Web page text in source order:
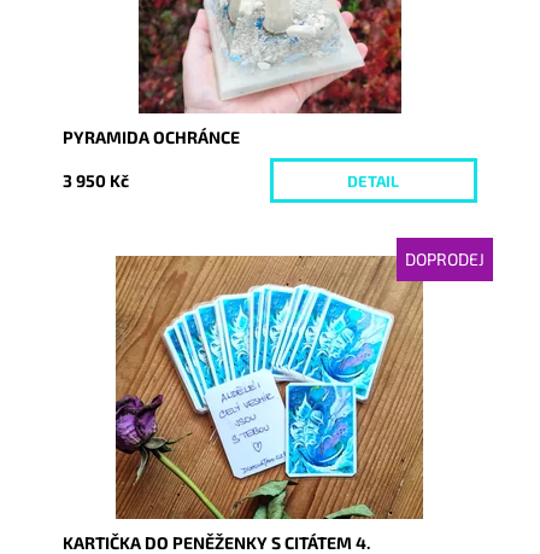
PYRAMIDA OCHRÁNCE
3 950 Kč DETAIL
DOPRODEJ
Dostupnost:
Momentálně nedostupné
5188
KARTIČKA DO PENĚŽENKY S CITÁTEM 4.